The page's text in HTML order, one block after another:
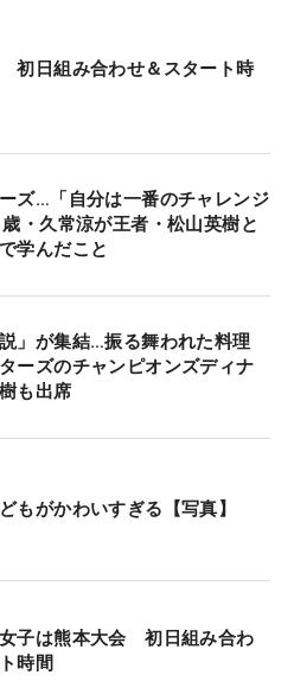
さいころから憧れてきた舞
加できたことは大きな誇り
たのは、交際中の古川莉
歳の久常と23歳の古川さん
合わせ”ながら歩みを進め
本女子プロゴルフ協会
ストまでコマを進めるな
として知られる存在。今
常のサポートに専念する
きで会場に詰め掛けたパ
され、見事にグリーンオ
目の出番となった最終9番
な大活躍のガールフレンド
と笑顔が弾ける時間になっ
（マスターズに）来ること
初日組み合わせ＆スタート時
ズ…「自分は一番のチャレンジ
・久常涼が王者・松山英樹と
学んだこと
説」が集結…振る舞われた料理
ーズのチャンピオンズディナ
も出席
もがかわいすぎる【写真】
子は熊本大会 初日組み合わ
時間